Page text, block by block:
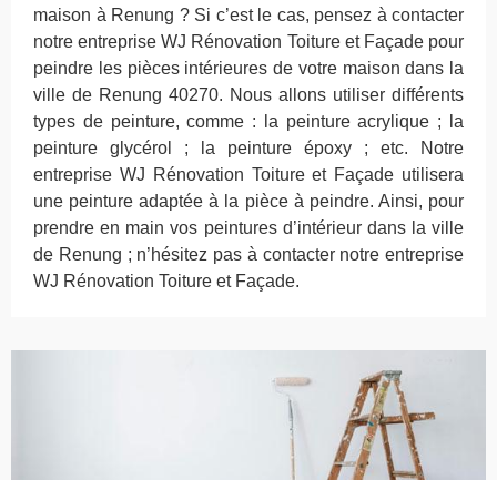
maison à Renung ? Si c’est le cas, pensez à contacter
notre entreprise WJ Rénovation Toiture et Façade pour
peindre les pièces intérieures de votre maison dans la
ville de Renung 40270. Nous allons utiliser différents
types de peinture, comme : la peinture acrylique ; la
peinture glycérol ; la peinture époxy ; etc. Notre
entreprise WJ Rénovation Toiture et Façade utilisera
une peinture adaptée à la pièce à peindre. Ainsi, pour
prendre en main vos peintures d’intérieur dans la ville
de Renung ; n’hésitez pas à contacter notre entreprise
WJ Rénovation Toiture et Façade.